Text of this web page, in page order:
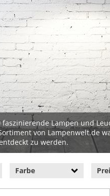
faszinierende Lampen und
von Lampenwelt.de
zu werden.
Farbe